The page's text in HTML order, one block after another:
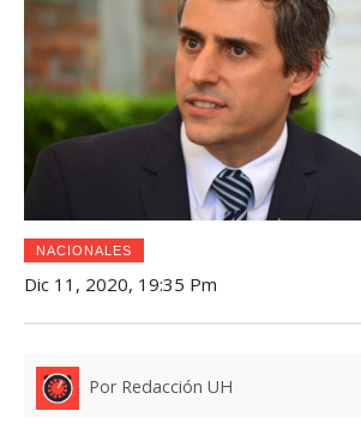
NACIONALES
Dic 11, 2020, 19:35 Pm
Por Redacción UH